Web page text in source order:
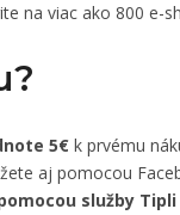
na viac ako 800 e-
5€ k prvému
aj pomocou
služby Tipli